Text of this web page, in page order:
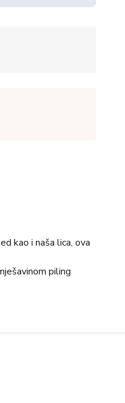
kao i naša lica, ova
piling
ostavljaju kožu
retinol krema za